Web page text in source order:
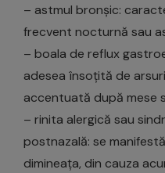
– astmul bronșic:
frecvent nocturnă sau
– boala de reflux
adesea însoțită de
accentuată după mese
– rinita alergică sau
postnazală: se
dimineața, din cauza